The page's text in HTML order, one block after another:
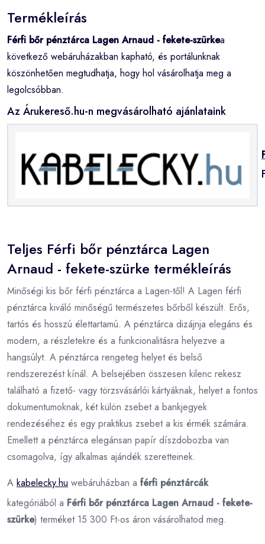
Termékleírás
Férfi bőr pénztárca Lagen Arnaud - fekete-szürkea
következő webáruházakban kapható, és portálunknak
köszönhetően megtudhatja, hogy hol vásárolhatja meg a
legolcsóbban.
Az Árukereső.hu-n megvásárolható ajánlataink
Teljes Férfi bőr pénztárca Lagen
Arnaud - fekete-szürke termékleírás
Minőségi kis bőr férfi pénztárca a Lagen-től! A Lagen férfi
pénztárca kiváló minőségű természetes bőrből készült. Erős,
tartós és hosszú élettartamú. A pénztárca dizájnja elegáns és
modern, a részletekre és a funkcionalitásra helyezve a
hangsúlyt. A pénztárca rengeteg helyet és belső
rendszerezést kínál. A belsejében összesen kilenc rekesz
található a fizető- vagy törzsvásárlói kártyáknak, helyet a fontos
dokumentumoknak, két külön zsebet a bankjegyek
rendezéséhez és egy praktikus zsebet a kis érmék számára.
Emellett a pénztárca elegánsan papír díszdobozba van
csomagolva, így alkalmas ajándék szeretteinek.
A kabelecky.hu webáruházban a férfi pénztárcák
kategóriából a Férfi bőr pénztárca Lagen Arnaud - fekete-
szürke) terméket 15 300 Ft-os áron vásárolhatod meg.